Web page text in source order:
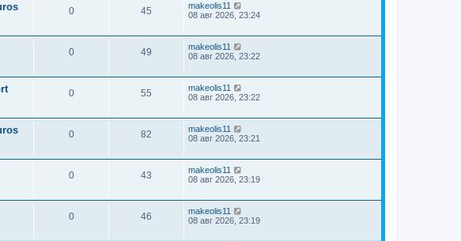
0 45
makeolis11
08 авг 2026, 23:24
0 49
makeolis11
08 авг 2026, 23:22
0 55
makeolis11
08 авг 2026, 23:22
0 82
makeolis11
08 авг 2026, 23:21
0 43
makeolis11
08 авг 2026, 23:19
0 46
makeolis11
08 авг 2026, 23:19